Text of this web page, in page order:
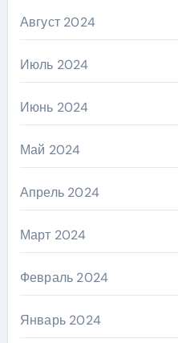
Август 2024
Июль 2024
Июнь 2024
Май 2024
Апрель 2024
Март 2024
Февраль 2024
Январь 2024